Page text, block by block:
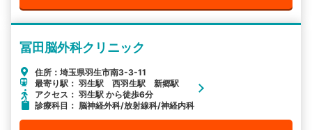
冨田脳外科クリニック
住所：埼玉県羽生市南3-3-11
最寄り駅： 羽生駅 西羽生駅 新郷駅
アクセス： 羽生駅 から徒歩6分
診療科目： 脳神経外科/放射線科/神経内科